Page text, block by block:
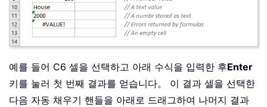
예를 들어 C6 셀을 선택하고 아래 수식을 입력한 후Enter
키를 눌러 첫 번째 결과를 얻습니다。 이 결과 셀을 선택한
다음 자동 채우기 핸들을 아래로 드래그하여 나머지 결과